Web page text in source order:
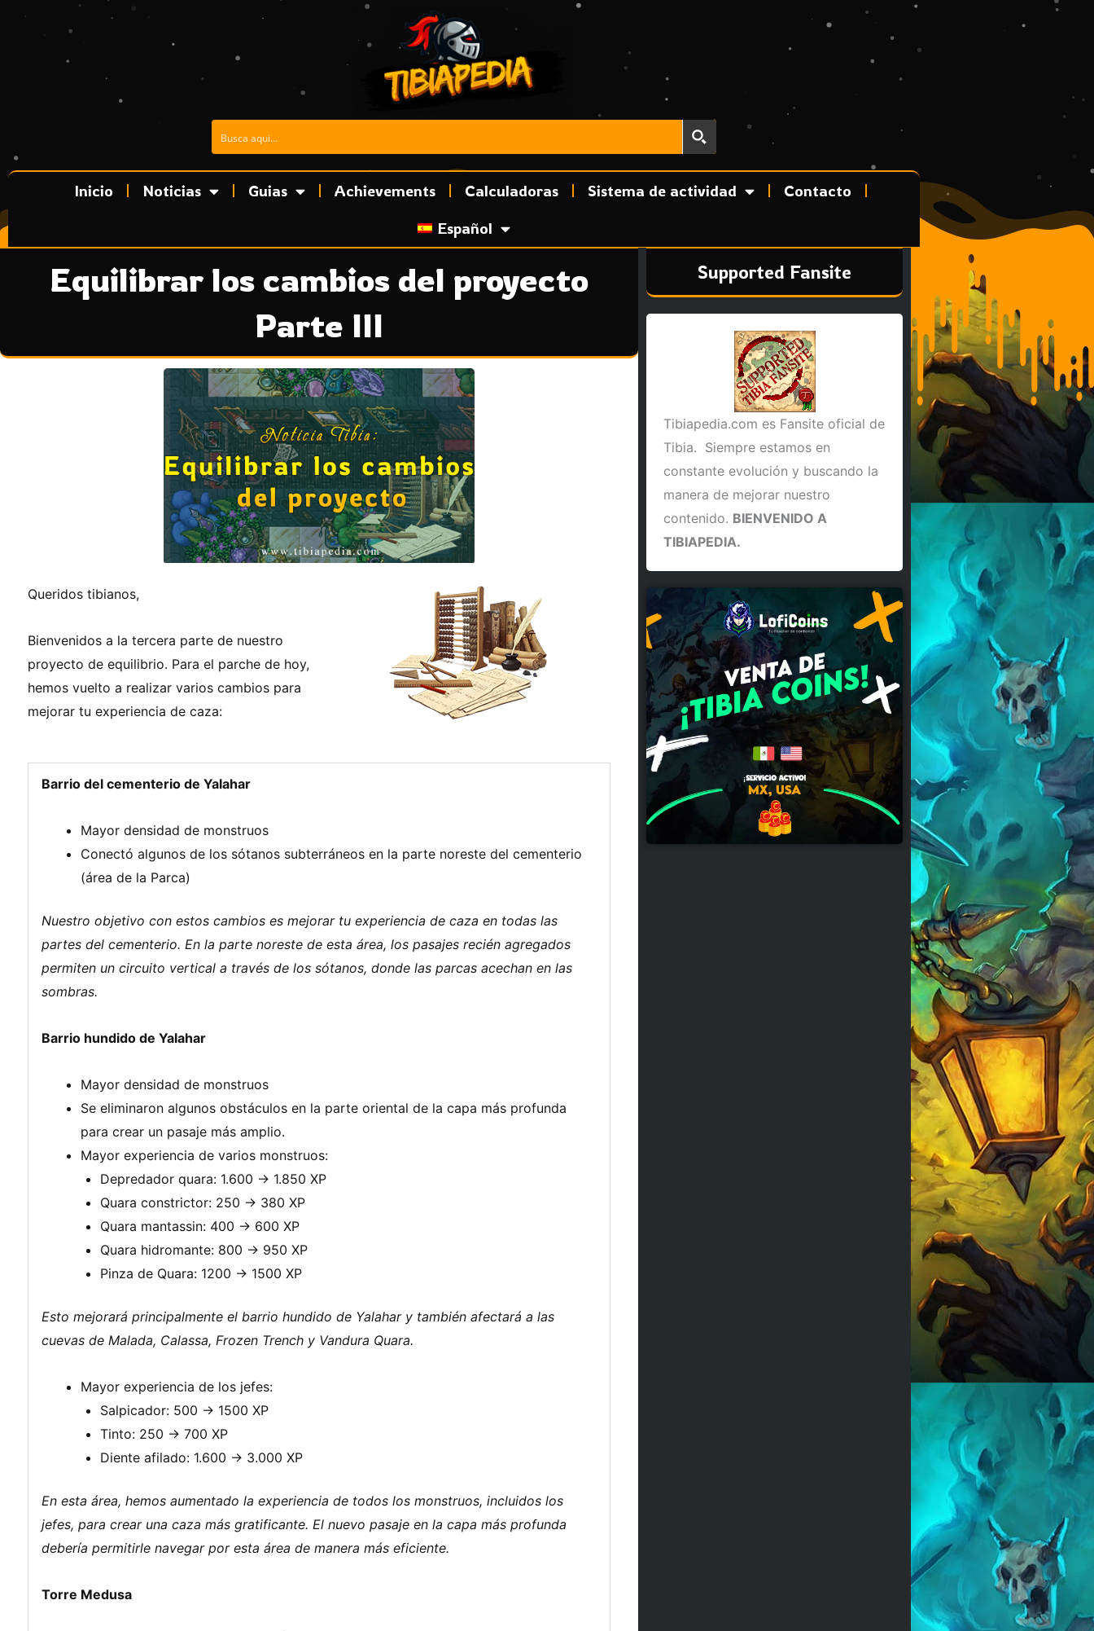
Inicio Noticias Guias Achievements Calculadoras Sistema de actividad
Contacto
Español
Equilibrar los cambios del proyecto
Parte III
Queridos tibianos,
Bienvenidos a la tercera parte de nuestro
proyecto de equilibrio. Para el parche de hoy,
hemos vuelto a realizar varios cambios para
mejorar tu experiencia de caza:
Barrio del cementerio de Yalahar
Mayor densidad de monstruos
Conectó algunos de los sótanos subterráneos en la parte noreste del cementerio
(área de la Parca)
Nuestro objetivo con estos cambios es mejorar tu experiencia de caza en todas las
partes del cementerio. En la parte noreste de esta área, los pasajes recién agregados
permiten un circuito vertical a través de los sótanos, donde las parcas acechan en las
sombras.
Barrio hundido de Yalahar
Mayor densidad de monstruos
Se eliminaron algunos obstáculos en la parte oriental de la capa más profunda
para crear un pasaje más amplio.
Mayor experiencia de varios monstruos:
Depredador quara: 1.600 -> 1.850 XP
Quara constrictor: 250 -> 380 XP
Quara mantassin: 400 -> 600 XP
Quara hidromante: 800 -> 950 XP
Pinza de Quara: 1200 -> 1500 XP
Esto mejorará principalmente el barrio hundido de Yalahar y también afectará a las
cuevas de Malada, Calassa, Frozen Trench y Vandura Quara.
Mayor experiencia de los jefes:
Salpicador: 500 -> 1500 XP
Tinto: 250 -> 700 XP
Diente afilado: 1.600 -> 3.000 XP
En esta área, hemos aumentado la experiencia de todos los monstruos, incluidos los
jefes, para crear una caza más gratificante. El nuevo pasaje en la capa más profunda
debería permitirle navegar por esta área de manera más eficiente.
Torre Medusa
Supported Fansite
Tibiapedia.com es Fansite oficial de
Tibia. Siempre estamos en
constante evolución y buscando la
manera de mejorar nuestro
contenido. BIENVENIDO A
TIBIAPEDIA.